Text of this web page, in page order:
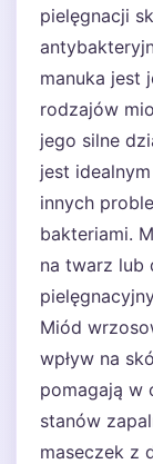
pielęgnacji
manuka jest
rodzajów
jego silne
jest
innych
bakteriami.
na twarz lub
Miód
wpływ na
pomagają w
stanów
maseczek z